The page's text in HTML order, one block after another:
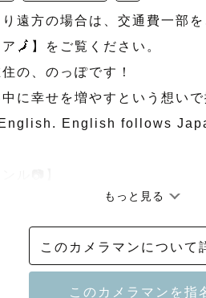
遠方の場合は、交通費一部を
🗾】をご覧ください。
の、のっぽです！
に幸せを増やすという想いで
English follows
ところを引き出すのがすごく
ップル・フレンド・ファミリ
それぞれのゲストに合った撮影
もっと見る
このカメラマンについて